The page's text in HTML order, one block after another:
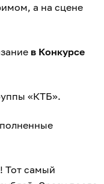
а на сцене
в Конкурсе
«КТБ».
! Тот самый